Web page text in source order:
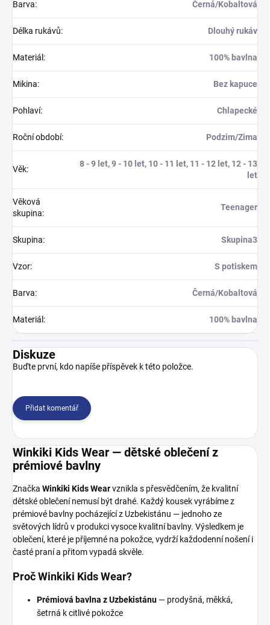
Barva: Černá/Kobaltová
Délka rukávů: Dlouhý rukáv
Materiál : 100% bavlna
Mikina: Bez kapuce
Pohlaví: Chlapecké
Roční období: Podzim/Zima
Věk:
8 - 9 let, 9 - 10 let, 10 - 11 let, 11 - 12 let, 12 - 13
let
Věková
skupina:
Teenager
Skupina: Skupina3
Vzor: S potiskem
Barva: Černá/Kobaltová
Materiál : 100% bavlna
Diskuze
Buďte první, kdo napíše příspěvek k této položce.
Přidat komentář
Winkiki Kids Wear — dětské oblečení z
prémiové bavlny
Značka Winkiki Kids Wearvznikla s přesvědčením, že kvalitní
dětské oblečení nemusí být drahé. Každý kousek vyrábíme z
prémiové bavlny pocházející z Uzbekistánu — jednoho ze
světových lídrů v produkci vysoce kvalitní bavlny. Výsledkem je
oblečení, které je příjemné na pokožce, vydrží každodenní nošení i
časté praní a přitom vypadá skvěle.
Proč Winkiki Kids Wear?
Prémiová bavlna z Uzbekistánu — prodyšná, měkká,
šetrná k citlivé pokožce